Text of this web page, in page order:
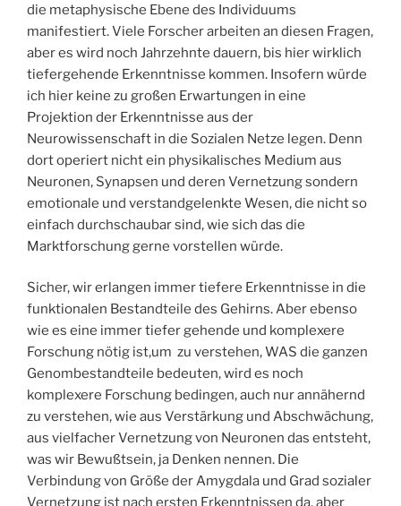
die metaphysische Ebene des Individuums
manifestiert. Viele Forscher arbeiten an diesen Fragen,
aber es wird noch Jahrzehnte dauern, bis hier wirklich
tiefergehende Erkenntnisse kommen. Insofern würde
ich hier keine zu großen Erwartungen in eine
Projektion der Erkenntnisse aus der
Neurowissenschaft in die Sozialen Netze legen. Denn
dort operiert nicht ein physikalisches Medium aus
Neuronen, Synapsen und deren Vernetzung sondern
emotionale und verstandgelenkte Wesen, die nicht so
einfach durchschaubar sind, wie sich das die
Marktforschung gerne vorstellen würde.
Sicher, wir erlangen immer tiefere Erkenntnisse in die
funktionalen Bestandteile des Gehirns. Aber ebenso
wie es eine immer tiefer gehende und komplexere
Forschung nötig ist,um zu verstehen, WAS die ganzen
Genombestandteile bedeuten, wird es noch
komplexere Forschung bedingen, auch nur annähernd
zu verstehen, wie aus Verstärkung und Abschwächung,
aus vielfacher Vernetzung von Neuronen das entsteht,
was wir Bewußtsein, ja Denken nennen. Die
Verbindung von Größe der Amygdala und Grad sozialer
Vernetzung ist nach ersten Erkenntnissen da, aber